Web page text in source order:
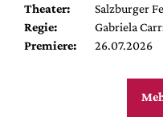
Theater:
Salzburger
Regie:
Gabriela
Premiere:
26.07.2026